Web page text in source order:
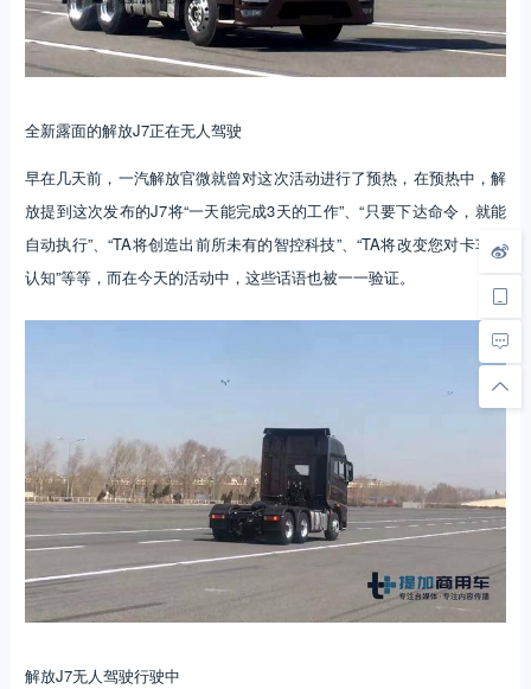
全新露面的解放J7正在无人驾驶
早在几天前，一汽解放官微就曾对这次活动进行了预热，在预热中，解
放提到这次发布的J7将“一天能完成3天的工作”、“只要下达命令，就能
自动执行”、“TA将创造出前所未有的智控科技”、“TA将改变您对卡车的
认知”等等，而在今天的活动中，这些话语也被一一验证。
解放J7无人驾驶行驶中